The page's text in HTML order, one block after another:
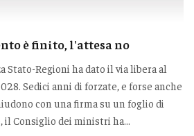
è finito, l'attesa no
Stato-Regioni ha dato il via libera al
Sedici anni di forzate, e forse anche
con una firma su un foglio di
il Consiglio dei ministri ha...